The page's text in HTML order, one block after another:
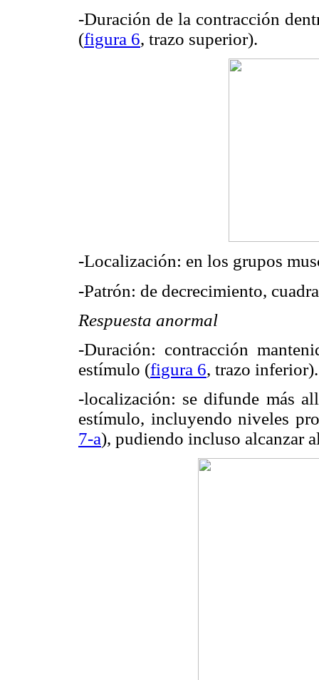
-Duración de la contracción
(figura 6, trazo superior).
-Localización: en los grupos
-Patrón: de decrecimiento,
Respuesta anormal
-Duración: contracción
estímulo (figura 6, trazo inferior).
-localización: se difunde más
estímulo, incluyendo niveles
7-a), pudiendo incluso alcanzar